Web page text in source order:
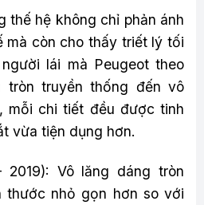
thế hệ không chỉ phản ánh
mà còn cho thấy triết lý tối
lái mà Peugeot theo
tròn truyền thống đến vô
mỗi chi tiết đều được tinh
vừa tiện dụng hơn.
2019): Vô lăng dáng tròn
thước nhỏ gọn hơn so với